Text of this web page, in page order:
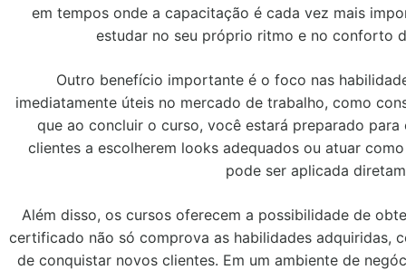
em tempos onde a capacitação é cada vez mais
estudar no seu próprio ritmo e no conforto
Outro benefício importante é o foco nas
imediatamente úteis no mercado de trabalho, como
que ao concluir o curso, você estará preparado
clientes a escolherem looks adequados ou atuar
pode ser aplicada
Além disso, os cursos oferecem a possibilidade de
certificado não só comprova as habilidades adquiridas,
de conquistar novos clientes. Em um ambiente de